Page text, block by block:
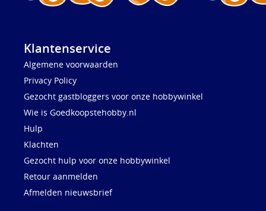
Klantenservice
Algemene voorwaarden
Privacy Policy
Gezocht gastbloggers voor onze hobbywinkel
Wie is Goedkoopstehobby.nl
Hulp
Klachten
Gezocht hulp voor onze hobbywinkel
Retour aanmelden
Afmelden nieuwsbrief